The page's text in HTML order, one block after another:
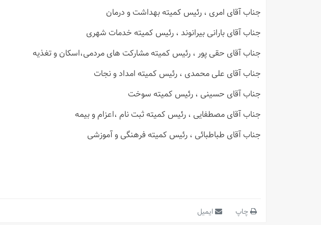
جناب آقای امری ، رئیس کمیته بهداشت و درمان
جناب آقای بارانی بیرانوند ، رئیس کمیته خدمات شهری
جناب آقای حقی پور ، رئیس کمیته مشارکت های مردمی،اسکان و تغذیه
جناب آقای علی محمدی ، رئیس کمیته امداد و نجات
جناب آقای حسینی ، رئیس کمیته سوخت
جناب آقای مصطفایی ، رئیس کمیته ثبت نام ،اعزام و بیمه
جناب آقای طباطبائی ، رئیس کمیته فرهنگی و آموزشی
چاپ ایمیل